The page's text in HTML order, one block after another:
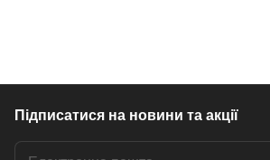
Підписатися на новини та акції